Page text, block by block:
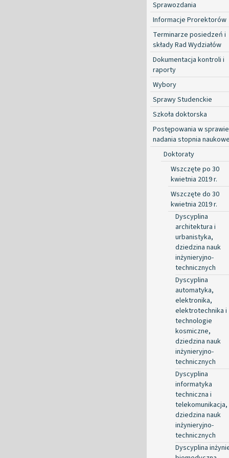
Sprawozdania
Informacje Prorektorów
Terminarze posiedzeń i
składy Rad Wydziałów
Dokumentacja kontroli i
raporty
Wybory
Sprawy Studenckie
Szkoła doktorska
Postępowania w sprawie
nadania stopnia
Doktoraty
Wszczęte po 30
kwietnia 2019 r.
Wszczęte do 30
kwietnia 2019 r.
Dyscyplina
architektura i
urbanistyka,
dziedzina nauk
inżynieryjno-
technicznych
Dyscyplina
automatyka,
elektronika,
elektrotechnika i
technologie
kosmiczne,
dziedzina nauk
inżynieryjno-
technicznych
Dyscyplina
informatyka
techniczna i
telekomunikacja,
dziedzina nauk
inżynieryjno-
technicznych
Dyscyplina